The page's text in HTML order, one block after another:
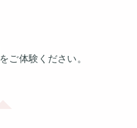
をご体験ください。